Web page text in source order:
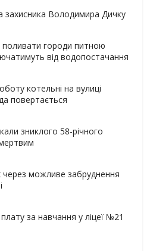
захисника Володимира Дичку
городи питною
від водопостачання
котельні на вулиці
повертається
зниклого 58-річного
через можливе забруднення
за навчання у ліцеї №21